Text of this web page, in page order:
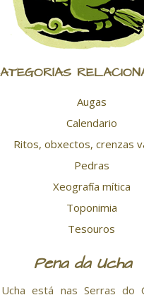
Augas
Calendario
Ritos, obxectos, crenzas
Pedras
Xeografía mítica
Toponimia
Tesouros
Pena da Ucha
está nas Serras do